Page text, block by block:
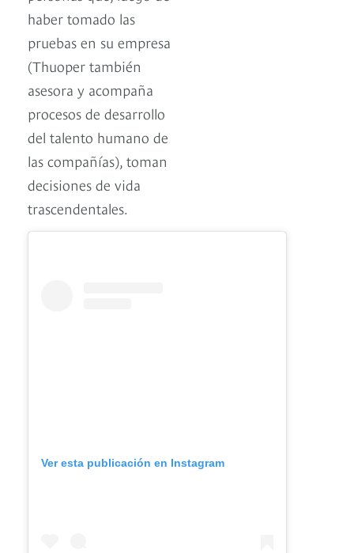
haber tomado las
pruebas en su empresa
(Thuoper también
asesora y acompaña
procesos de desarrollo
del talento humano de
las compañías), toman
decisiones de vida
trascendentales.
Ver esta publicación en Instagram